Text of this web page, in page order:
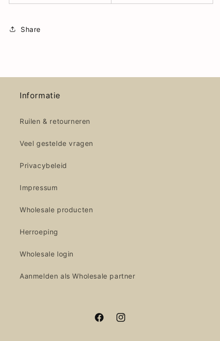
Share
Informatie
Ruilen & retourneren
Veel gestelde vragen
Privacybeleid
Impressum
Wholesale producten
Herroeping
Wholesale login
Aanmelden als Wholesale partner
FacebookInstagram